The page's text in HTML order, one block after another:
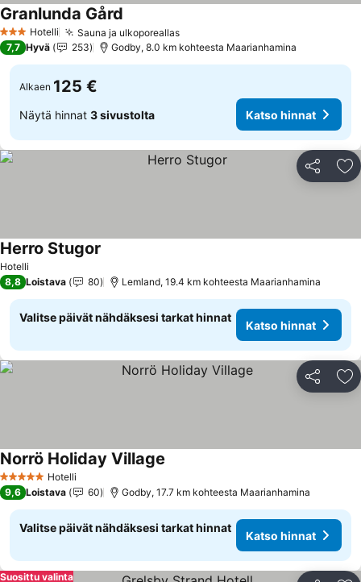
3 Tähtiluokitus
Hotelli Sauna ja ulkoporeallasKatso hinnat
Granlunda Gård
7,7 Hyvä 253 Godby, 8.0 km kohteesta Maarianhamina
Alkaen 125 €
Näytä hinnat 3 sivustolta Katso hinnat
Jaa
Hotelli
Herro Stugor
8,8 Loistava 80 Lemland, 19.4 km kohteesta Maarianhamina
Valitse päivät nähdäksesi tarkat hinnat
Katso hinnat
Jaa
5 Tähtiluokitus
Hotelli
Norrö Holiday Village
9,6 Loistava 60 Godby, 17.7 km kohteesta Maarianhamina
Valitse päivät nähdäksesi tarkat hinnat
Katso hinnat
Suosittu valinta